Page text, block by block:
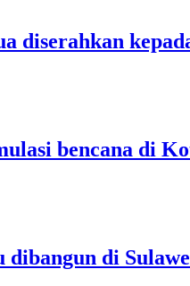
diserahkan
bencana di
di